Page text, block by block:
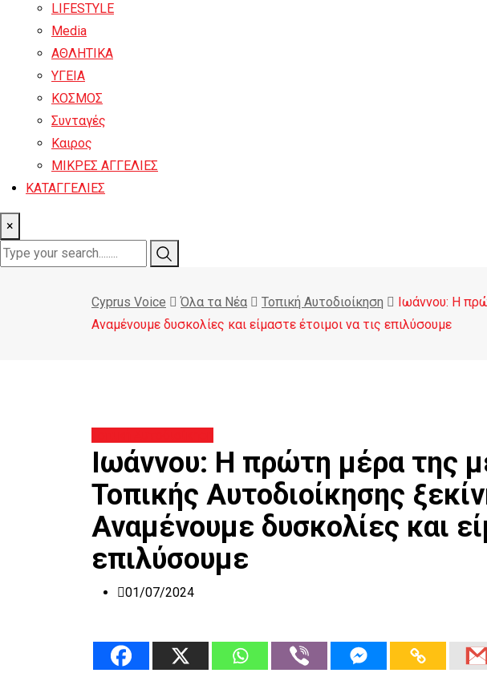
LIFESTYLE
Media
ΑΘΛΗΤΙΚΑ
ΥΓΕΙΑ
ΚΟΣΜΟΣ
Συνταγές
Καιρος
ΜΙΚΡΕΣ ΑΓΓΕΛΙΕΣ
ΚΑΤΑΓΓΕΛΙΕΣ
×
Cyprus Voice Όλα τα Νέα Τοπική Αυτοδιοίκηση
Ιωάννου: Η
Αναμένουμε δυσκολίες και είμαστε έτοιμοι να τις επιλύσουμε
Ιωάννου: Η πρώτη μέρα της
Τοπικής Αυτοδιοίκησης
Αναμένουμε δυσκολίες και
επιλύσουμε
01/07/2024